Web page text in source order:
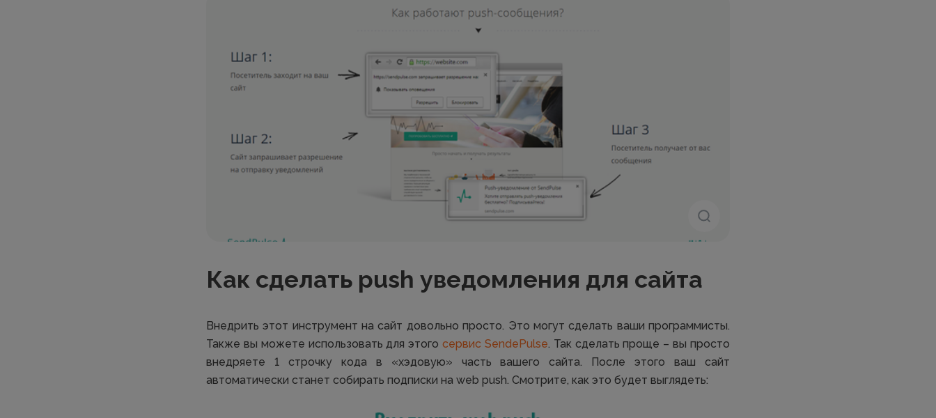
Как сделать push уведомления для сайта
Внедрить этот инструмент на сайт довольно просто. Это могут сделать ваши программисты.
Также вы можете использовать для этогосервис SendePulse. Так сделать проще – вы просто
внедряете 1 строчку кода в «хэдовую» часть вашего сайта. После этого ваш сайт
автоматически станет собирать подписки на web push. Смотрите, как это будет выглядеть: